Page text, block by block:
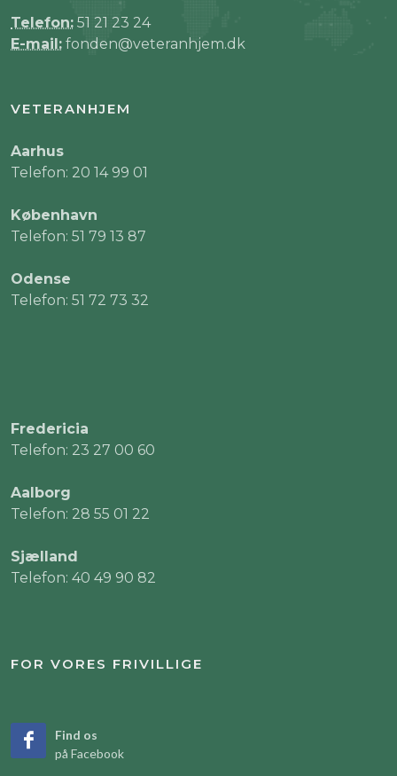
Telefon: 51 21 23 24
E-mail: fonden@veteranhjem.dk
VETERANHJEM
Aarhus
Telefon: 20 14 99 01
København
Telefon: 51 79 13 87
Odense
Telefon: 51 72 73 32
Fredericia
Telefon: 23 27 00 60
Aalborg
Telefon: 28 55 01 22
Sjælland
Telefon: 40 49 90 82
FOR VORES FRIVILLIGE
Find os
på Facebook